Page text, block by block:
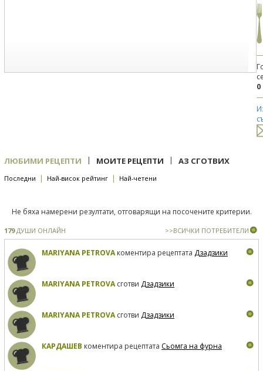
0
ЛЮБИМИ РЕЦЕПТИ | МОИТЕ РЕЦЕПТИ | АЗ СГОТВИХ
Последни | Най-висок рейтинг | Най-четени
Не бяха намерени резултати, отговарящи на посочените критерии.
179ДУШИ ОНЛАЙН >>ВСИЧКИ ПОТРЕБИТЕЛИ
MARIYANA PETROVAкоментира рецептата Дзадзики
MARIYANA PETROVAсготви Дзадзики
MARIYANA PETROVAсготви Дзадзики
КАРДАШЕВ коментира рецептата Сьомга на фурна